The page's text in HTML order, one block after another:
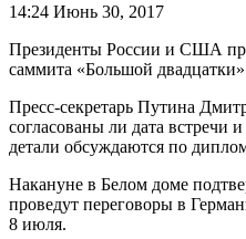
14:24 Июнь 30, 2017
Президенты России и США
саммита «Большой
Пресс-секретарь Путина
согласованы ли дата встречи
детали обсуждаются по
Накануне в Белом доме
проведут переговоры в
8 июля.